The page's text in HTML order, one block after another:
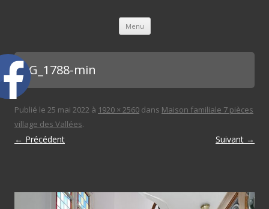
Menu Aller au contenu principal
IMG_1788-min
Publié le 25 mai 2022 à 1920 × 2560 dans Maison familiale 7 pièces
village des Vallées.
← Précédent Suivant →